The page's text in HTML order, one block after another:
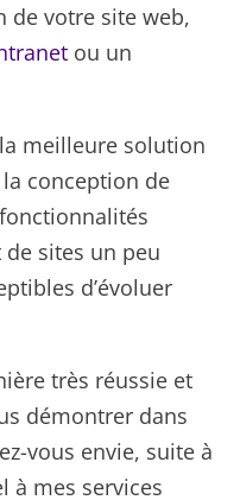
de votre site web,
ou un
la meilleure solution
conception de
sites un peu
d’évoluer
très réussie et
démontrer dans
vous envie, suite à
à mes services